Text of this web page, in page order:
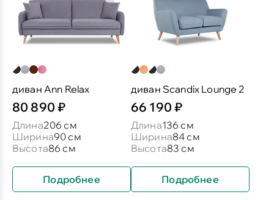
диван Ann Relax
80 890 ₽
Длина206 см
Ширина90 см
Высота86 см
Подробнее
диван Scandix Lounge 2
66 190 ₽
Длина136 см
Ширина84 см
Высота83 см
Подробнее